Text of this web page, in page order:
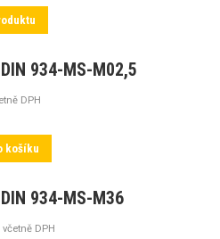
934-MS-M02,5
DPH
košíku
934-MS-M36
včetně DPH